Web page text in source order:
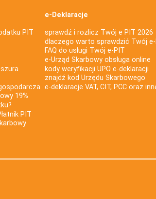
PIT
19%
PIT
e-Deklaracje
sprawdź i rozlicz Twój e PIT 2026
dlaczego warto sprawdzić Twój
FAQ do usługi Twój e-PIT
e-Urząd Skarbowy obsługa online
kody weryfikacji UPO e-deklaracji
znajdź kod Urzędu Skarbowego
e-deklaracje VAT, CIT, PCC oraz